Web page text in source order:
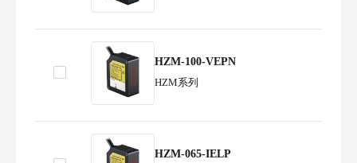
HZM-100-VEPN
HZM系列
HZM-065-IELP